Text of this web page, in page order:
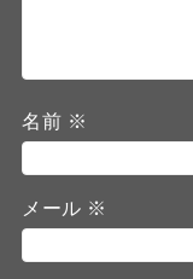
名前 ※
メール ※